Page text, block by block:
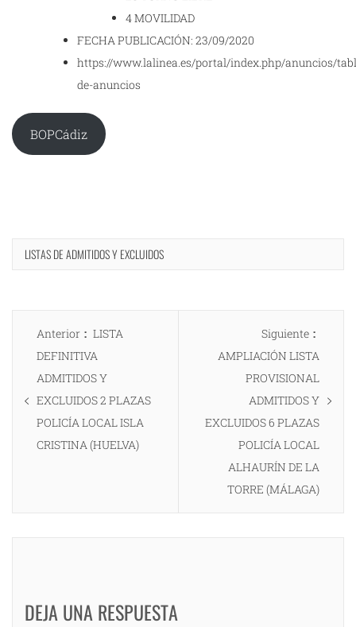
4 MOVILIDAD
FECHA PUBLICACIÓN: 23/09/2020
https://www.lalinea.es/portal/index.php/anuncios/
de-anuncios
BOPCádiz
LISTAS DE ADMITIDOS Y EXCLUIDOS
Navegación
entradas
Anterior
Entrada
anterior:
LISTA
DEFINITIVA
ADMITIDOS Y
EXCLUIDOS 2 PLAZAS
POLICÍA LOCAL ISLA
CRISTINA (HUELVA)
Siguiente
AMPLIACIÓN LISTA
PROVISIONAL
ADMITIDOS Y
EXCLUIDOS 6 PLAZAS
POLICÍA LOCAL
ALHAURÍN DE LA
TORRE (MÁLAGA)
DEJA UNA RESPUESTA